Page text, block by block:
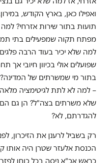
ואפילו כאן, בארץ הקודש,
תועות בתור שירות אזרחי? למה
מפתח תקוה שמפעילים בתי
למה שלא יכיר בעוד הרבה
שפועלים אולי בכיוון חיובי אך
בתור מי שמשרתים של
– למה לא לתת לגיטימציה
שלא משרתים בצה"ל? הן גם
להגדרתם, לא?
רק בשביל לרענן את הזיכרון,
הכנסת אלעזר שטרן היה אותו
כראש אכ"א ניסה בכל כוחו